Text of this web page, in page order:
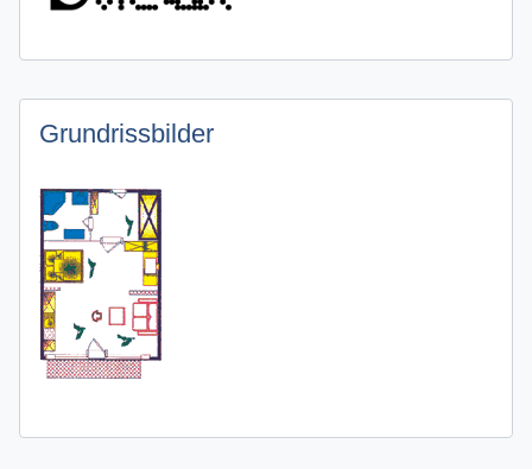
Grundrissbilder